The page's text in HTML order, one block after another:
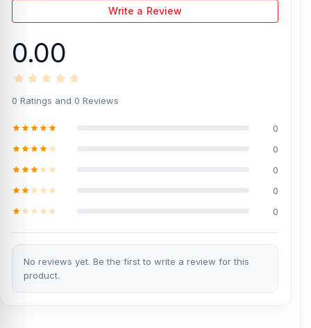
Write a Review
0.00
0 Ratings and 0 Reviews
0
0
0
0
0
No reviews yet. Be the first to write a review for this
product.